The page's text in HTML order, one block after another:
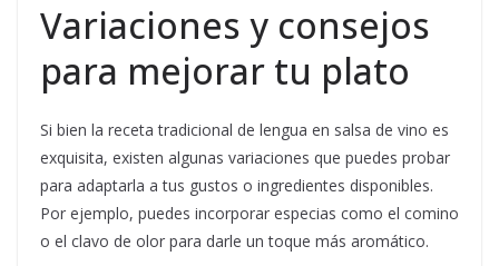
Variaciones y consejos
para mejorar tu plato
Si bien la receta tradicional de lengua en salsa de vino es
exquisita, existen algunas variaciones que puedes probar
para adaptarla a tus gustos o ingredientes disponibles.
Por ejemplo, puedes incorporar especias como el comino
o el clavo de olor para darle un toque más aromático.